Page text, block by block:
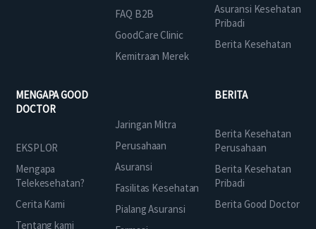
FAQ B2B
GoodCare Clinic
Kemitraan Merek
Asuransi Kesehatan
Pribadi
Berita Kesehatan
MENGAPA GOOD
DOCTOR
EKSPLOR
Mengapa
Telekesehatan?
Cerita Kami
Tentang kami
Jaringan Mitra
Perusahaan
Asuransi
Fasilitas Kesehatan
Pialang Asuransi
BERITA
Berita Kesehatan
Perusahaan
Berita Kesehatan
Pribadi
Berita Good Doctor